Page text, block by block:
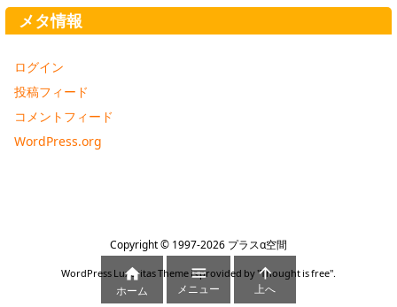
メタ情報
ログイン
投稿フィード
コメントフィード
WordPress.org
Copyright © 1997-2026 プラスα空間
WordPress Luxeritas Theme is provided by "Thought is free".

ホーム

メニュー

上へ